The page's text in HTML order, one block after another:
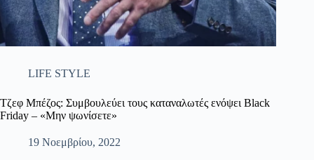
LIFE STYLE
Τζεφ Μπέζος: Συμβουλεύει τους καταναλωτές ενόψει Black
Friday – «Μην ψωνίσετε»
19 Νοεμβρίου, 2022